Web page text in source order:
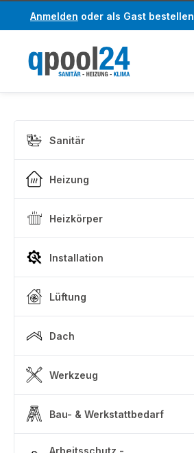
Hauptinhalt springen
Zur Suche springen
Anmelden oder als Gast bestellen
Sanitär
Heizung
Heizkörper
Installation
Lüftung
Dach
Werkzeug
Bau- & Werkstattbedarf
Arbeitsschutz -